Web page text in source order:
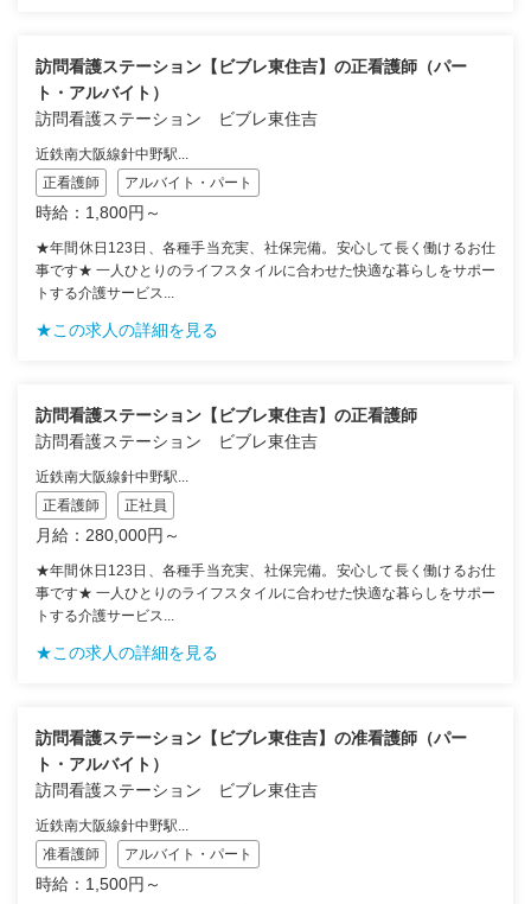
訪問看護ステーション【ビブレ東住吉】の正看護師（パー
ト・アルバイト）
訪問看護ステーション ビブレ東住吉
近鉄南大阪線針中野駅...
正看護師
アルバイト・パート
時給：1,800円～
★年間休日123日、各種手当充実、社保完備。安心して長く働けるお仕
事です★ 一人ひとりのライフスタイルに合わせた快適な暮らしをサポー
トする介護サービス...
★この求人の詳細を見る
訪問看護ステーション【ビブレ東住吉】の正看護師
訪問看護ステーション ビブレ東住吉
近鉄南大阪線針中野駅...
正看護師
正社員
月給：280,000円～
★年間休日123日、各種手当充実、社保完備。安心して長く働けるお仕
事です★ 一人ひとりのライフスタイルに合わせた快適な暮らしをサポー
トする介護サービス...
★この求人の詳細を見る
訪問看護ステーション【ビブレ東住吉】の准看護師（パー
ト・アルバイト）
訪問看護ステーション ビブレ東住吉
近鉄南大阪線針中野駅...
准看護師
アルバイト・パート
時給：1,500円～